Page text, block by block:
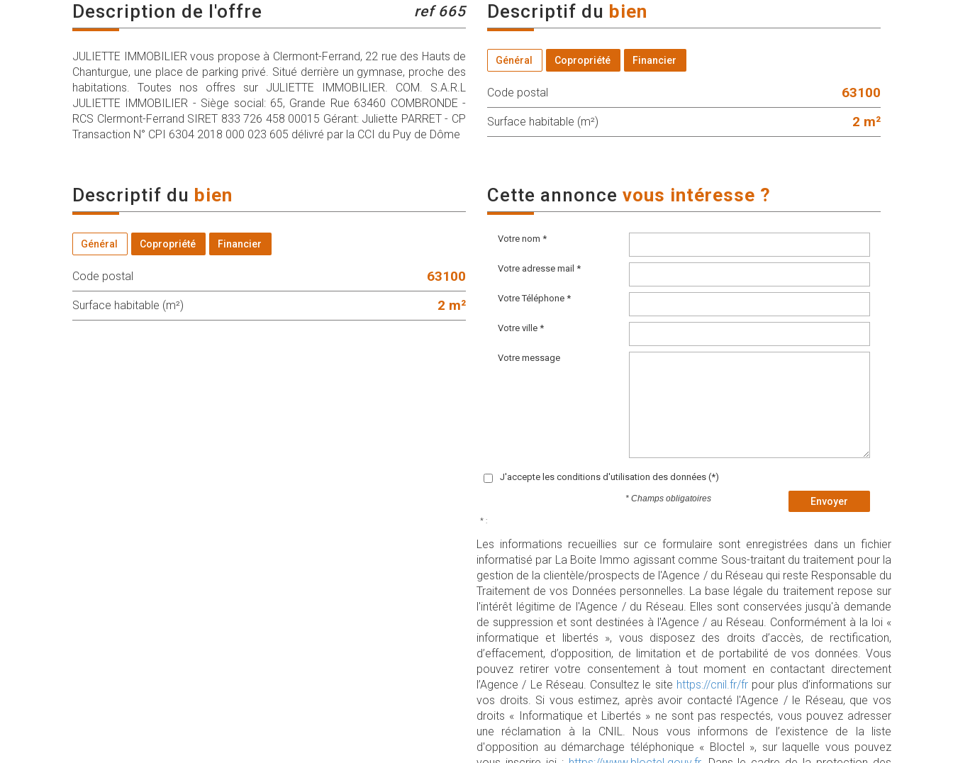
description de l'offre ref 665
JULIETTE IMMOBILIER vous propose à Clermont-Ferrand, 22 rue des Hauts de
Chanturgue, une place de parking privé. Situé derrière un gymnase, proche des
habitations. Toutes nos offres sur JULIETTE IMMOBILIER. COM. S.A.R.L
JULIETTE IMMOBILIER - Siège social: 65, Grande Rue 63460 COMBRONDE -
RCS Clermont-Ferrand SIRET 833 726 458 00015 Gérant: Juliette PARRET - CP
Transaction N° CPI 6304 2018 000 023 605 délivré par la CCI du Puy de Dôme
descriptif du bien
Général Copropriété Financier
Code postal 63100
Surface habitable (m²) 2 m²
descriptif du bien
Général Copropriété Financier
Code postal 63100
Surface habitable (m²) 2 m²
cette annonce vous intéresse ?
Votre nom *
Votre adresse mail *
Votre Téléphone *
Votre ville *
Votre message
J'accepte les conditions d'utilisation des données (*)
Envoyer
* Champs obligatoires
* :
Les informations recueillies sur ce formulaire sont enregistrées dans un fichier
informatisé par La Boite Immo agissant comme Sous-traitant du traitement pour la
gestion de la clientèle/prospects de l'Agence / du Réseau qui reste Responsable du
Traitement de vos Données personnelles. La base légale du traitement repose sur
l'intérêt légitime de l'Agence / du Réseau. Elles sont conservées jusqu'à demande
de suppression et sont destinées à l'Agence / au Réseau. Conformément à la loi «
informatique et libertés », vous disposez des droits d’accès, de rectification,
d’effacement, d’opposition, de limitation et de portabilité de vos données. Vous
pouvez retirer votre consentement à tout moment en contactant directement
l’Agence / Le Réseau. Consultez le site https://cnil.fr/frpour plus d’informations sur
vos droits. Si vous estimez, après avoir contacté l'Agence / le Réseau, que vos
droits « Informatique et Libertés » ne sont pas respectés, vous pouvez adresser
une réclamation à la CNIL. Nous vous informons de l’existence de la liste
d'opposition au démarchage téléphonique « Bloctel », sur laquelle vous pouvez